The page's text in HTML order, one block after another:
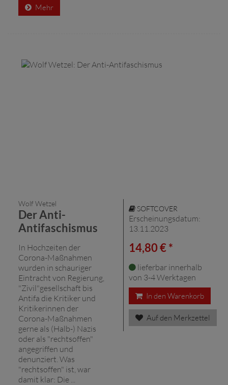
Mehr
Wolf Wetzel
Der Anti-
Antifaschismus
In Hochzeiten der
Corona-Maßnahmen
wurden in schauriger
Eintracht von Regierung,
"Zivil"gesellschaft bis
Antifa die Kritiker und
Kritikerinnen der
Corona-Maßnahmen
gerne als (Halb-) Nazis
oder als "rechtsoffen"
angegriffen und
denunziert. Was
"rechtsoffen" ist, war
damit klar: Die ...
SOFTCOVER
Erscheinungsdatum:
13.11.2023
14,80 € *
lieferbar innerhalb
von 3-4 Werktagen
In den Warenkorb
Auf den Merkzettel